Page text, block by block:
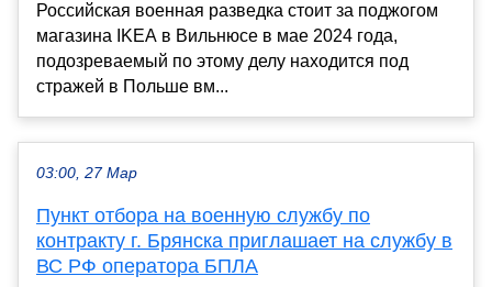
Российская военная разведка стоит за поджогом
магазина IKEA в Вильнюсе в мае 2024 года,
подозреваемый по этому делу находится под
стражей в Польше вм...
03:00, 27 Мар
Пyнкт отбора на военную службу по
контракту г. Брянска приглашает на службy в
ВС РФ оператора БПЛА